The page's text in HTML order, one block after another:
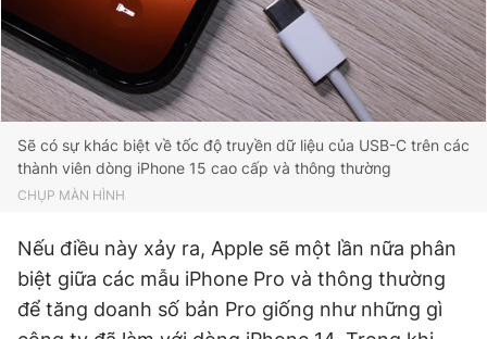
Đặt báo Quảng cáo RSS Tòa soạn Chính sách bảo
Tổng biên tập: Nguyễn Ngọc Toàn
Phó tổng biên tập thường trực: Hải Thành
Phó tổng biên tập: Lâm Hiếu Dũng
Phó tổng biên tập: Trần Việt Hưng
Tổng thư ký tòa soạn: Đức Trung
Giấy phép xuất bản số 110/GP - BTTTT cấp ngày 24.3.2020
bản. Phát triển bởi ePi Technologies, JSC.
Sẽ có sự khác biệt về tốc độ truyền dữ liệu của USB-C trên các
thành viên dòng iPhone 15 cao cấp và thông thường
CHỤP MÀN HÌNH
Nếu điều này xảy ra, Apple sẽ một lần nữa phân
biệt giữa các mẫu iPhone Pro và thông thường
để tăng doanh số bản Pro giống như những gì